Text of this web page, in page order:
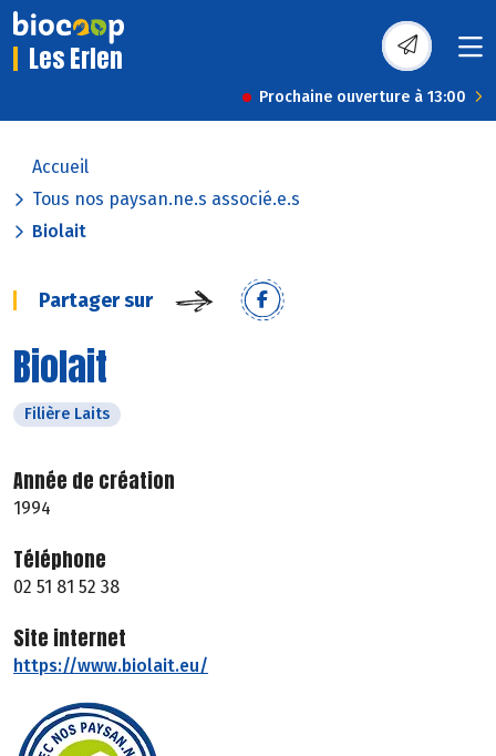
Les Erlen
Prochaine ouverture à 13:00
Accueil
Tous nos paysan.ne.s associé.e.s
Biolait
Partager sur
Biolait
Filière Laits
Année de création
1994
Téléphone
02 51 81 52 38
Site internet
https://www.biolait.eu/